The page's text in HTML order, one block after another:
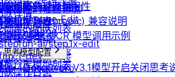
装监控
式
连接飞书
定规格的资源可用性
用机型列表
型族列表
件端口映射列表
型仓库模型列表
定用户的社区镜像
像制作进度
消共享镜像
像到社区
像
队详情
创建的团队列表
队邀请记录
加入的团队列表
队操作日志
快速开始
(Anthropic) 兼容说明
DeepSeek-OCR 模型调用示例
思考模型配置
DeepSeek V3.1模型开启关闭思考
seedream
Image-Edit
Image
ai/step1x-edit
dev
kontext-pro